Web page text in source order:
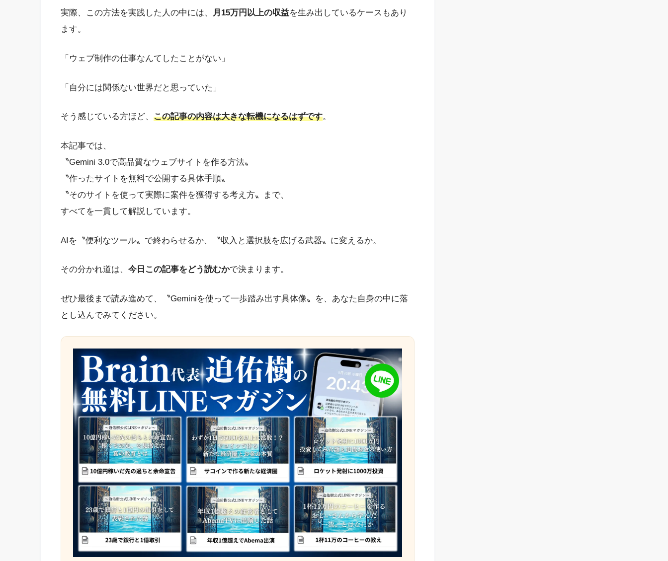
実際、この方法を実践した人の中には、 月15万円以上の収益を生み出しているケースもあり
ます。
「ウェブ制作の仕事なんてしたことがない」
「自分には関係ない世界だと思っていた」
そう感じている方ほど、 この記事の内容は大きな転機になるはずです。
本記事では、
〝Gemini 3.0で高品質なウェブサイトを作る方法〟
〝作ったサイトを無料で公開する具体手順〟
〝そのサイトを使って実際に案件を獲得する考え方〟まで、
すべてを一貫して解説しています。
AIを〝便利なツール〟で終わらせるか、〝収入と選択肢を広げる武器〟に変えるか。
その分かれ道は、 今日この記事をどう読むかで決まります。
ぜひ最後まで読み進めて、〝Geminiを使って一歩踏み出す具体像〟を、あなた自身の中に落
とし込んでみてください。